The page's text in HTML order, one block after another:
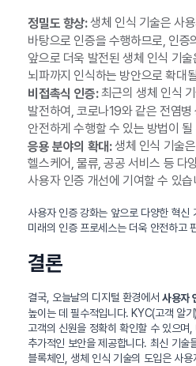
정밀도 향상:생체 인식 기술은 사
바탕으로 인증을 수행하므로, 인증
앞으로 더욱 발전된 생체 인식 기
뇌파까지 인식하는 방안으로 확대
비접촉식 인증:최근의 생체 인식
발전하여, 코로나19와 같은 전염
안전하게 수행할 수 있는 방법이 될
응용 분야의 확대:생체 인식 기술
헬스케어, 물류, 공공 서비스 등 다
사용자 인증 개선에 기여할 수 있습
사용자 인증 강화는 앞으로 다양한 혁신
미래의 인증 프로세스는 더욱 안전하고
결론
결국, 오늘날의 디지털 환경에서사용자
높이는 데 필수적입니다. KYC(고객 알
고객의 신원을 정확히 확인할 수 있으며
추가적인 보안을 제공합니다. 최신 기술
블록체인, 생체 인식 기술의 도입은 사